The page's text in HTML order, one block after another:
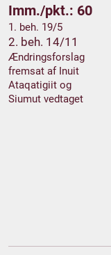
Imm./pkt.: 60
1. beh. 19/5
2. beh. 14/11
Ændringsforslag
fremsat af Inuit
Ataqatigiit og
Siumut vedtaget